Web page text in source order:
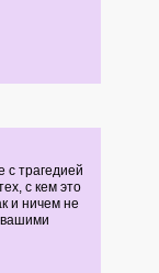
с трагедией
с кем это
и ничем не
вашими